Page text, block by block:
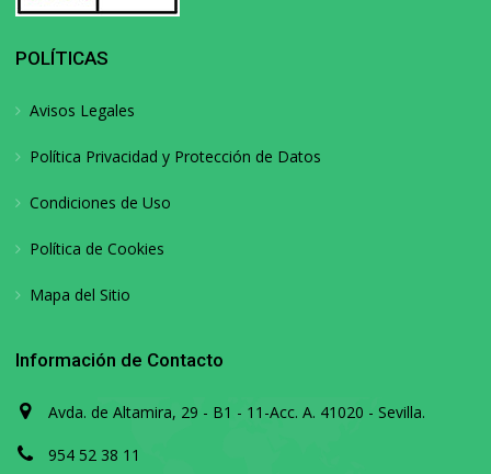
POLÍTICAS
Avisos Legales
Política Privacidad y Protección de Datos
Condiciones de Uso
Política de Cookies
Mapa del Sitio
Información de Contacto
Avda. de Altamira, 29 - B1 - 11-Acc. A. 41020 - Sevilla.
954 52 38 11